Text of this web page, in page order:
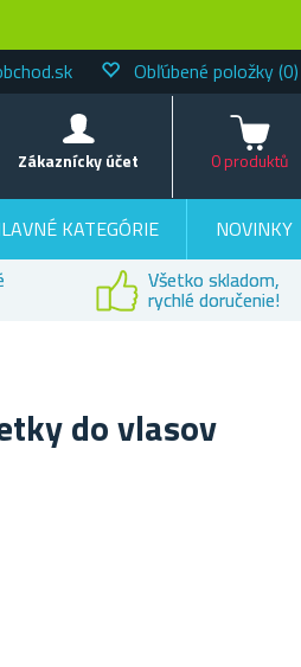
Obľúbené položky(0)
Zákaznícky účet
Košík
0 produktů
KATEGÓRIE
NOVINKY
Všetko skladom,
rychlé doručenie!
do vlasov